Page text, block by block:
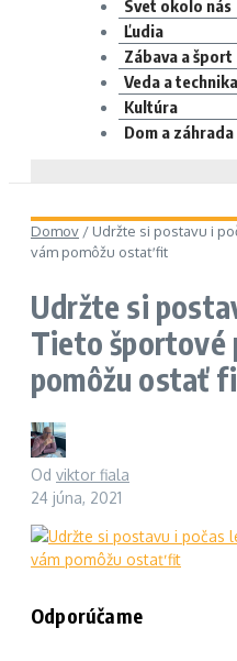
Svet okolo nás
Ľudia
Zábava a šport
Veda a technika
Kultúra
Dom a záhrada
Domov / Udržte si postavu i
vám pomôžu ostať fit
Udržte si
Tieto športové
pomôžu ostať
Od viktor fiala
24 júna, 2021
Odporúčame